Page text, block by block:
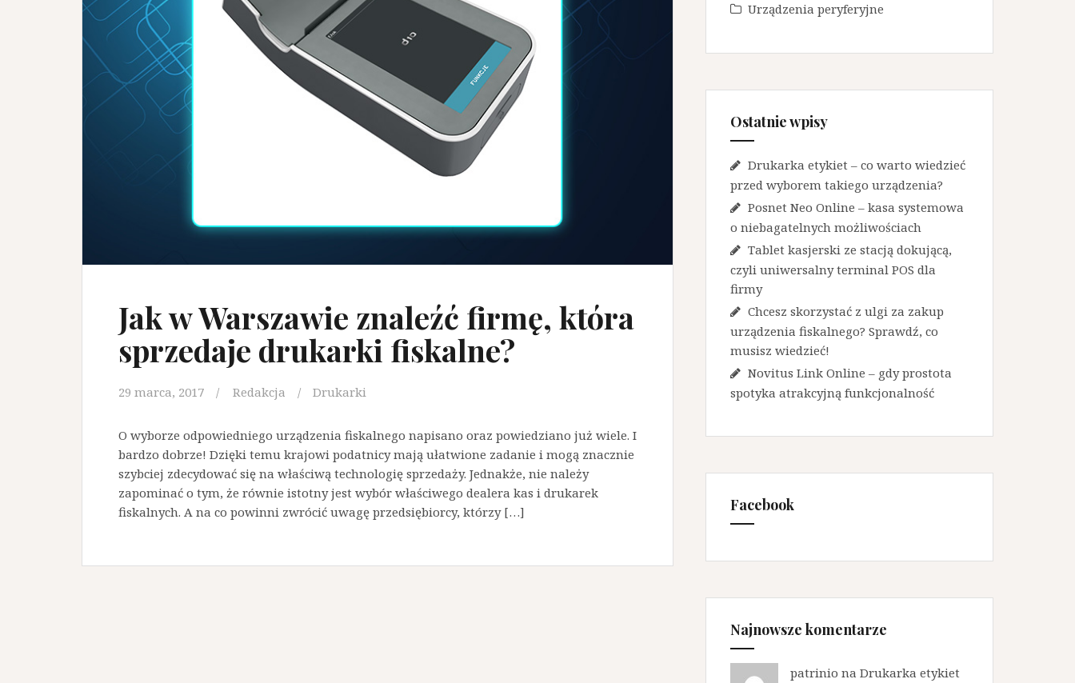
Jak w Warszawie znaleźć firmę, która
sprzedaje drukarki fiskalne?
29 marca, 2017 Redakcja Drukarki
O wyborze odpowiedniego urządzenia fiskalnego napisano oraz powiedziano już wiele. I
bardzo dobrze! Dzięki temu krajowi podatnicy mają ułatwione zadanie i mogą znacznie
szybciej zdecydować się na właściwą technologię sprzedaży. Jednakże, nie należy
zapominać o tym, że równie istotny jest wybór właściwego dealera kas i drukarek
fiskalnych. A na co powinni zwrócić uwagę przedsiębiorcy, którzy […]
Urządzenia peryferyjne
Ostatnie wpisy
Drukarka etykiet – co warto wiedzieć
przed wyborem takiego urządzenia?
Posnet Neo Online – kasa systemowa
o niebagatelnych możliwościach
Tablet kasjerski ze stacją dokującą,
czyli uniwersalny terminal POS dla
firmy
Chcesz skorzystać z ulgi za zakup
urządzenia fiskalnego? Sprawdź, co
musisz wiedzieć!
Novitus Link Online – gdy prostota
spotyka atrakcyjną funkcjonalność
Facebook
Najnowsze komentarze
patrinio na Drukarka etykiet